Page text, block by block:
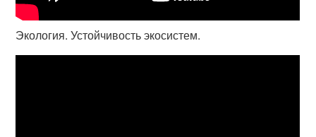
Экология. Устойчивость экосистем.